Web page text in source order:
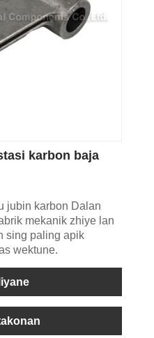
karbon baja
jubin karbon Dalan
mekanik zhiye lan
sing paling apik
wektune.